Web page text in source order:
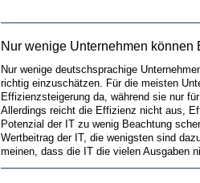
Nur wenige Unternehmen
Nur wenige deutschsprachige
richtig einzuschätzen. Für die meisten
Effizienzsteigerung da, während sie nur
Allerdings reicht die Effizienz nicht aus,
Potenzial der IT zu wenig Beachtung
Wertbeitrag der IT, die wenigsten sind
meinen, dass die IT die vielen Ausgaben